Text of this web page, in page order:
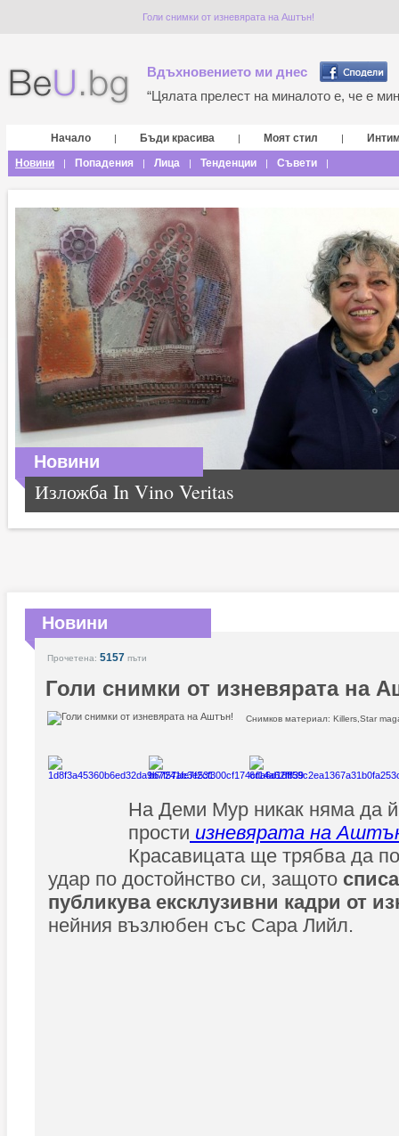
Голи снимки от изневярата на Аштън!
Вдъхновението ми днес
“Цялата прелест на миналото е, че е
Начало | Бъди красива | Моят стил |
Новини
| Попадения | Лица | Тенденции | Съвети |
Новини
Изложба In Vino Veritas
Новини
Прочетена: 5157 пъти
Голи снимки от изневярата на
Снимков материал: Killers,Star
На Деми Мур никак няма да
прости изневярата на
Красавицата ще трябва да
удар по достойнство си, защото
публикува ексклузивни кадри от
нейния възлюбен със Сара Лийл.